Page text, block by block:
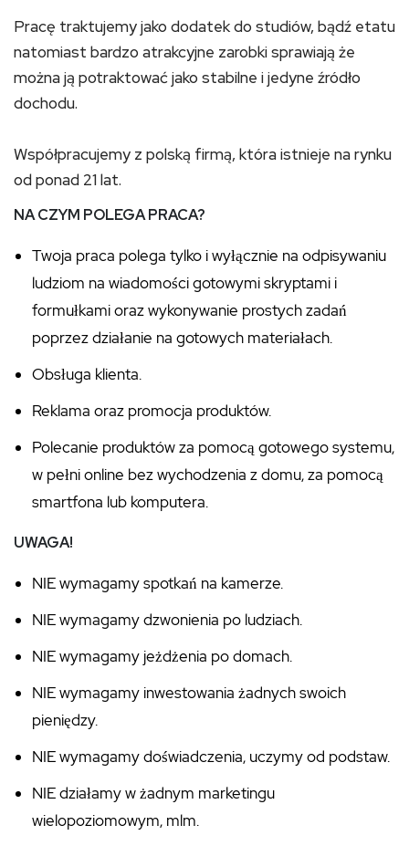
Pracę traktujemy jako dodatek do studiów, bądź etatu
natomiast bardzo atrakcyjne zarobki sprawiają że
można ją potraktować jako stabilne i jedyne źródło
dochodu.
Współpracujemy z polską firmą, która istnieje na rynku
od ponad 21 lat.
NA CZYM POLEGA PRACA?
Twoja praca polega tylko i wyłącznie na odpisywaniu
ludziom na wiadomości gotowymi skryptami i
formułkami oraz wykonywanie prostych zadań
poprzez działanie na gotowych materiałach.
Obsługa klienta.
Reklama oraz promocja produktów.
Polecanie produktów za pomocą gotowego systemu,
w pełni online bez wychodzenia z domu, za pomocą
smartfona lub komputera.
UWAGA!
NIE wymagamy spotkań na kamerze.
NIE wymagamy dzwonienia po ludziach.
NIE wymagamy jeżdżenia po domach.
NIE wymagamy inwestowania żadnych swoich
pieniędzy.
NIE wymagamy doświadczenia, uczymy od podstaw.
NIE działamy w żadnym marketingu
wielopoziomowym, mlm.